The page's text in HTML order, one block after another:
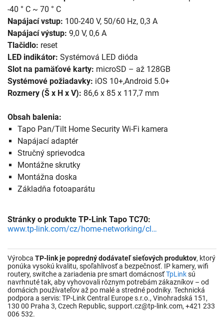
-40 ° C ~ 70 ° C
Napájací vstup: 100-240 V, 50/60 Hz, 0,3 A
Napájací výstup: 9,0 V, 0,6 A
Tlačidlo: reset
LED indikátor: Systémová LED dióda
Slot na pamäťové karty: microSD – až 128GB
Systémové požiadavky: iOS 10+,Android 5.0+
Rozmery (Š x H x V): 86,6 x 85 x 117,7 mm
Obsah balenia:
Tapo Pan/Tilt Home Security Wi-Fi kamera
Napájací adaptér
Stručný sprievodca
Montážne skrutky
Montážna doska
Základňa fotoaparátu
Stránky o produkte TP-Link Tapo TC70:
www.tp-link.com/cz/home-networking/cloud-camera/tc70/
Výrobca TP-link je popredný dodávateľ sieťových produktov, ktorý
ponúka vysokú kvalitu, spoľahlivosť a bezpečnosť. IP kamery, wifi
routery, switche a zariadenia pre smart domácnosťTpLinksú
navrhnuté tak, aby vyhovovali rôznym potrebám zákazníkov – od
domácich používateľov až po malé a stredné podniky. Technická
podpora a servis: TP-Link Central Europe s.r.o., Vinohradská 151,
130 00 Praha 3, Czech Republic, support.cz@tp-link.com, +421 233
006 532.